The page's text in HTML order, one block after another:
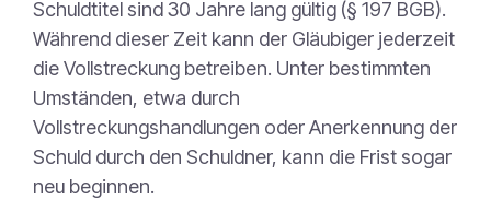
Schuldtitel sind 30 Jahre lang gültig (§ 197 BGB).
Während dieser Zeit kann der Gläubiger jederzeit
die Vollstreckung betreiben. Unter bestimmten
Umständen, etwa durch
Vollstreckungshandlungen oder Anerkennung der
Schuld durch den Schuldner, kann die Frist sogar
neu beginnen.